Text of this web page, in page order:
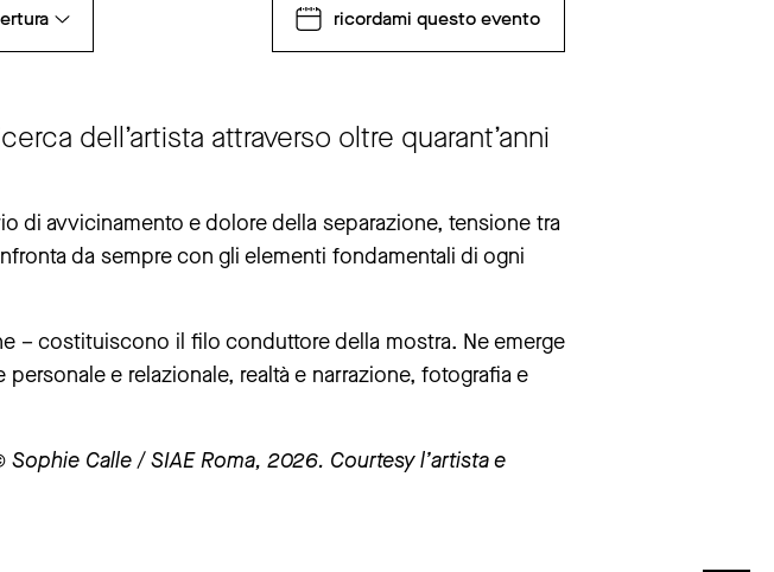
ricordami questo evento
3 settembre.
30 luglio a martedì 1 settembre.
dell’artista attraverso oltre quarant’anni
di avvicinamento e dolore della separazione, tensione tra
da sempre con gli elementi fondamentali di ogni
– costituiscono il filo conduttore della mostra. Ne emerge
e relazionale, realtà e narrazione, fotografia e
Calle / SIAE Roma, 2026. Courtesy l’artista e